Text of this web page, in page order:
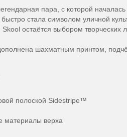
пара, с которой
стала символом уличной
остаётся выбором творческих
шахматным принтом,
полоской Sidestripe™
материалы верха